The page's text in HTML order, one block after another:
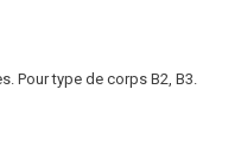
Pour type de corps B2, B3.